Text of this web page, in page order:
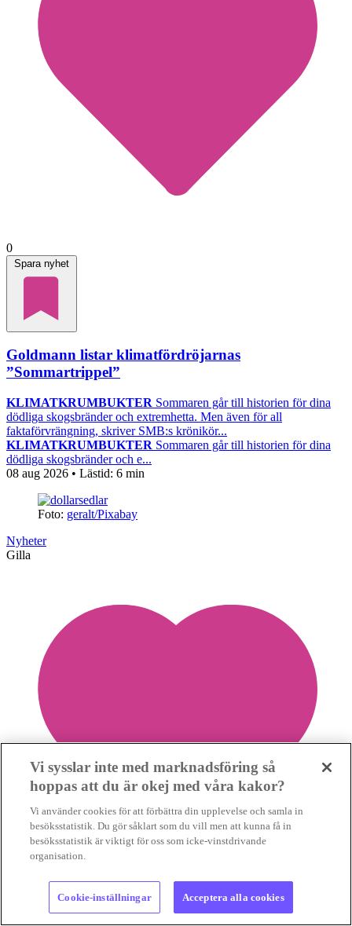
0
Spara nyhet
Goldmann listar klimatfördröjarnas
”Sommartrippel”
KLIMATKRUMBUKTER Sommaren går till historien för dina
dödliga skogsbränder och extremhetta. Men även för all
faktaförvrängning, skriver SMB:s krönikör...
KLIMATKRUMBUKTER Sommaren går till historien för dina
dödliga skogsbränder och e...
08 aug 2026 • Lästid: 6 min
Foto: geralt/Pixabay
Nyheter
Gilla
Vi sysslar inte med marknadsföring så
hoppas att du är okej med våra kakor?
Vi använder cookies för att förbättra din upplevelse och samla in
besöksstatistik. Du gör såklart som du vill men att kunna få in
besöksstatistik är viktigt för oss som icke-vinstdrivande
organisation.
Cookie-inställningar Acceptera alla cookies